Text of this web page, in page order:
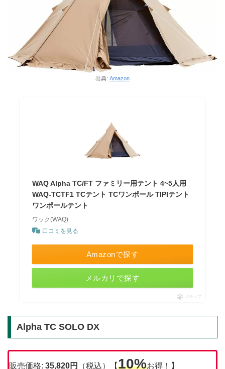
出典: Amazon
WAQ Alpha TC/FT ファミリー用テント 4~5人用
WAQ-TCTF1 TCテント TCワンポール TIPIテント
ワンポールテント
ワック(WAQ)
口コミを見る
Amazonで探す
メルカリで探す
ポチップ
Alpha TC SOLO DX
販売価格: 35,820円 （税込）【10%お得！】